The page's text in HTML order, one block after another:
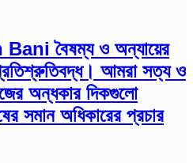
বৈষম্য ও অন্যায়ের
আমরা সত্য ও
অন্ধকার দিকগুলো
সমান অধিকারের প্রচার